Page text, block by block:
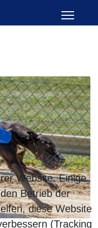
Website. Einige
Betrieb der
diese Website
(Tracking